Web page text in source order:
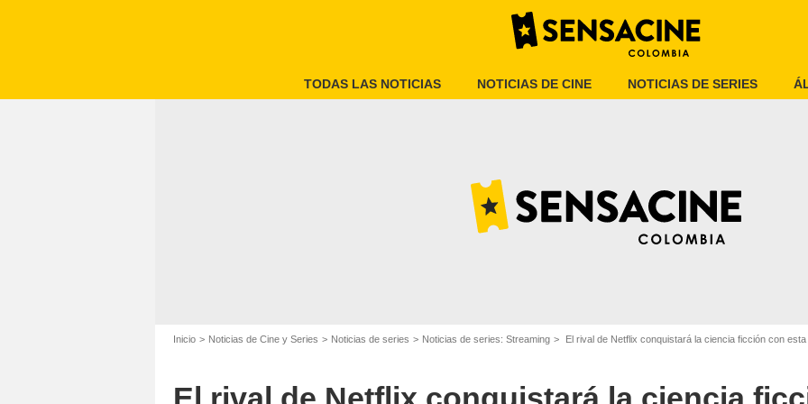
TODAS LAS NOTICIAS NOTICIAS DE CINE NOTICIAS DE SERIES
Inicio Noticias de Cine y Series Noticias de series Noticias de series: Streaming El rival de Netflix conquistará la ciencia ficción con